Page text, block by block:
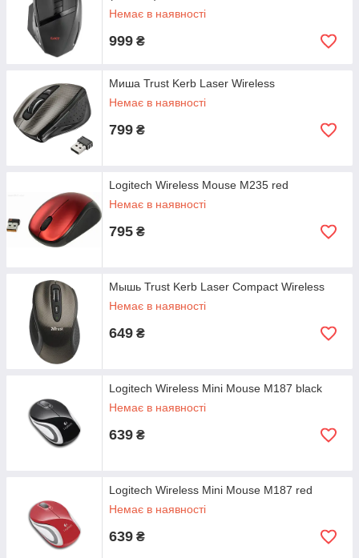
Немає в наявності
999 ₴
Миша Trust Kerb Laser Wireless
Немає в наявності
799 ₴
Logitech Wireless Mouse M235 red
Немає в наявності
795 ₴
Мышь Trust Kerb Laser Compact Wireless
Немає в наявності
649 ₴
Logitech Wireless Mini Mouse M187 black
Немає в наявності
639 ₴
Logitech Wireless Mini Mouse M187 red
Немає в наявності
639 ₴